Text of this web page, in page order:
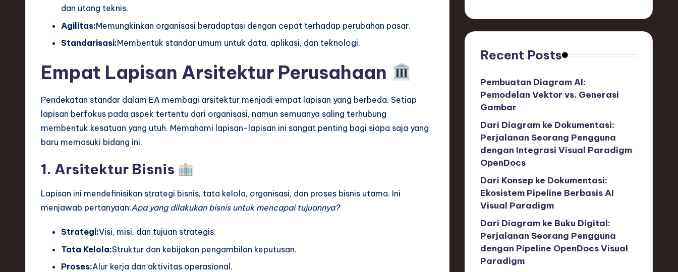
dan utang teknis.
Agilitas:Memungkinkan organisasi beradaptasi dengan cepat terhadap perubahan pasar.
Standarisasi:Membentuk standar umum untuk data, aplikasi, dan teknologi.
Empat Lapisan Arsitektur Perusahaan
Pendekatan standar dalam EA membagi arsitektur menjadi empat lapisan yang berbeda. Setiap
lapisan berfokus pada aspek tertentu dari organisasi, namun semuanya saling terhubung
membentuk kesatuan yang utuh. Memahami lapisan-lapisan ini sangat penting bagi siapa saja yang
baru memasuki bidang ini.
1. Arsitektur Bisnis
Lapisan ini mendefinisikan strategi bisnis, tata kelola, organisasi, dan proses bisnis utama. Ini
menjawab pertanyaan:Apa yang dilakukan bisnis untuk mencapai tujuannya?
Strategi:Visi, misi, dan tujuan strategis.
Tata Kelola:Struktur dan kebijakan pengambilan keputusan.
Proses:Alur kerja dan aktivitas operasional.
Recent Posts
Pembuatan Diagram AI:
Pemodelan Vektor vs. Generasi
Gambar
Dari Diagram ke Dokumentasi:
Perjalanan Seorang Pengguna
dengan Integrasi Visual Paradigm
OpenDocs
Dari Konsep ke Dokumentasi:
Ekosistem Pipeline Berbasis AI
Visual Paradigm
Dari Diagram ke Buku Digital:
Perjalanan Seorang Pengguna
dengan Pipeline OpenDocs Visual
Paradigm